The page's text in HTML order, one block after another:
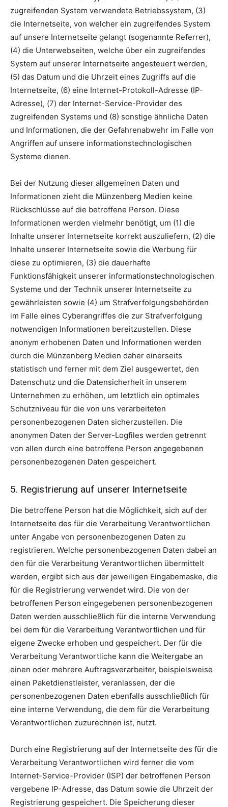
zugreifenden System verwendete Betriebssystem, (3)
die Internetseite, von welcher ein zugreifendes System
auf unsere Internetseite gelangt (sogenannte Referrer),
(4) die Unterwebseiten, welche über ein zugreifendes
System auf unserer Internetseite angesteuert werden,
(5) das Datum und die Uhrzeit eines Zugriffs auf die
Internetseite, (6) eine Internet-Protokoll-Adresse (IP-
Adresse), (7) der Internet-Service-Provider des
zugreifenden Systems und (8) sonstige ähnliche Daten
und Informationen, die der Gefahrenabwehr im Falle von
Angriffen auf unsere informationstechnologischen
Systeme dienen.
Bei der Nutzung dieser allgemeinen Daten und
Informationen zieht die Münzenberg Medien keine
Rückschlüsse auf die betroffene Person. Diese
Informationen werden vielmehr benötigt, um (1) die
Inhalte unserer Internetseite korrekt auszuliefern, (2) die
Inhalte unserer Internetseite sowie die Werbung für
diese zu optimieren, (3) die dauerhafte
Funktionsfähigkeit unserer informationstechnologischen
Systeme und der Technik unserer Internetseite zu
gewährleisten sowie (4) um Strafverfolgungsbehörden
im Falle eines Cyberangriffes die zur Strafverfolgung
notwendigen Informationen bereitzustellen. Diese
anonym erhobenen Daten und Informationen werden
durch die Münzenberg Medien daher einerseits
statistisch und ferner mit dem Ziel ausgewertet, den
Datenschutz und die Datensicherheit in unserem
Unternehmen zu erhöhen, um letztlich ein optimales
Schutzniveau für die von uns verarbeiteten
personenbezogenen Daten sicherzustellen. Die
anonymen Daten der Server-Logfiles werden getrennt
von allen durch eine betroffene Person angegebenen
personenbezogenen Daten gespeichert.
5. Registrierung auf unserer Internetseite
Die betroffene Person hat die Möglichkeit, sich auf der
Internetseite des für die Verarbeitung Verantwortlichen
unter Angabe von personenbezogenen Daten zu
registrieren. Welche personenbezogenen Daten dabei an
den für die Verarbeitung Verantwortlichen übermittelt
werden, ergibt sich aus der jeweiligen Eingabemaske, die
für die Registrierung verwendet wird. Die von der
betroffenen Person eingegebenen personenbezogenen
Daten werden ausschließlich für die interne Verwendung
bei dem für die Verarbeitung Verantwortlichen und für
eigene Zwecke erhoben und gespeichert. Der für die
Verarbeitung Verantwortliche kann die Weitergabe an
einen oder mehrere Auftragsverarbeiter, beispielsweise
einen Paketdienstleister, veranlassen, der die
personenbezogenen Daten ebenfalls ausschließlich für
eine interne Verwendung, die dem für die Verarbeitung
Verantwortlichen zuzurechnen ist, nutzt.
Durch eine Registrierung auf der Internetseite des für die
Verarbeitung Verantwortlichen wird ferner die vom
Internet-Service-Provider (ISP) der betroffenen Person
vergebene IP-Adresse, das Datum sowie die Uhrzeit der
Registrierung gespeichert. Die Speicherung dieser